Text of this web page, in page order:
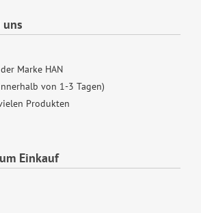
Marke HAN
von 1-3 Tagen)
Produkten
Einkauf